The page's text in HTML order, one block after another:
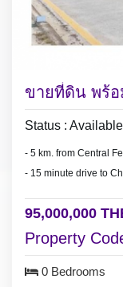
Property
0 Bedrooms
ขายที่ดิน พร้อ
เชียงใหม่ - ด
Status : Available
- 5 km. from Central
- 15 minute drive to
95,000,000